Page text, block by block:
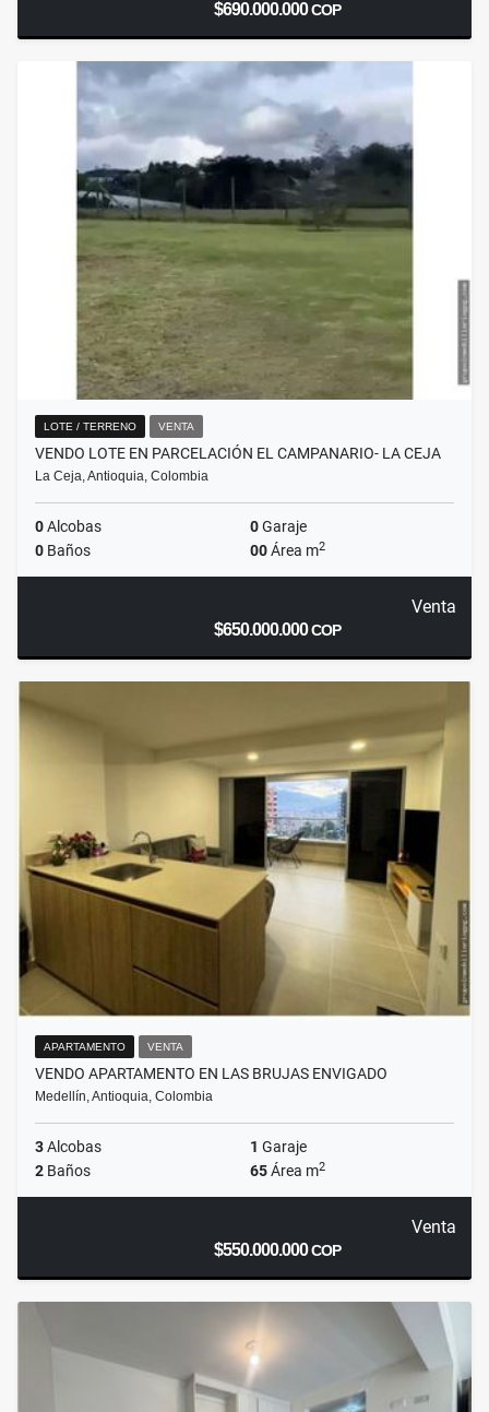
$690.000.000COP
LOTE / TERRENO VENTA
VENDO LOTE EN PARCELACIÓN EL CAMPANARIO- LA CEJA
La Ceja, Antioquia, Colombia
0Alcobas 0Garaje
0 Baños 00Área m2
Venta
$650.000.000COP
APARTAMENTO VENTA
VENDO APARTAMENTO EN LAS BRUJAS ENVIGADO
Medellín, Antioquia, Colombia
3Alcobas 1 Garaje
2 Baños 65Área m2
Venta
$550.000.000COP